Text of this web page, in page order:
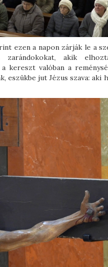
ezen a napon zárják le a
akik
kereszt valóban a
jut Jézus szava: aki